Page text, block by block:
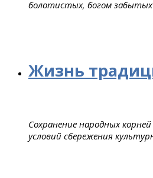
болотистых, богом забытых
Жизнь
Сохранение народных
условий сбережения